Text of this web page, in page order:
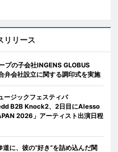
リリース
プの子会社INGENS GLOBUS
弁会社設立に関する調印式を実施
ージックフェスティバ
Knock2、2日目にAlesso
2026」アーティスト出演日程
に、彼の“好き”を詰め込んだ関